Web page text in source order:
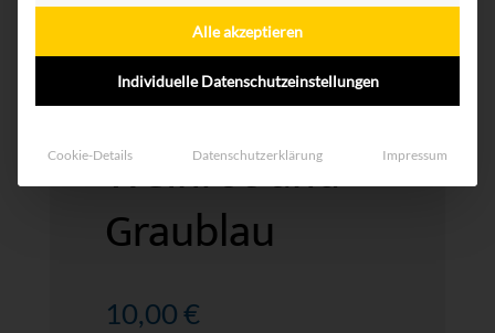
Stirnbänder in
Weinrot und
Graublau
10,00€
Alle akzeptieren
Individuelle Datenschutzeinstellungen
Cookie-Details Datenschutzerklärung Impressum